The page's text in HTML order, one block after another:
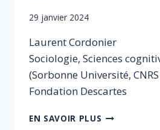
Par
29 janvier 2024
Laurent Cordonier
Sociologie, Sciences
(Sorbonne Université,
Fondation Descartes
EN SAVOIR PLUS LAURENT